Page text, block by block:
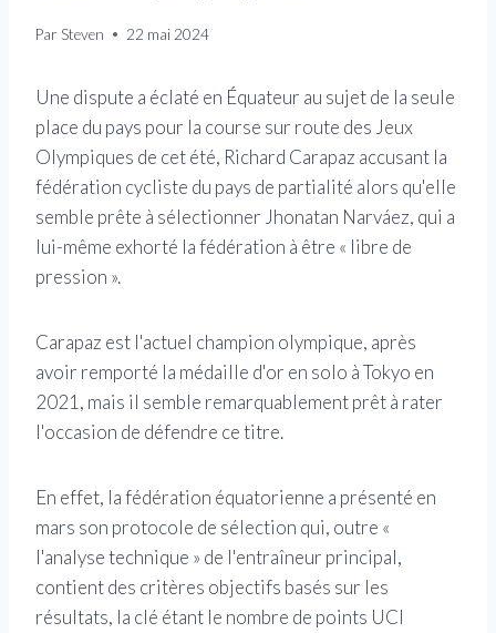
Par Steven 22 mai 2024
Une dispute a éclaté en Équateur au sujet de la seule
place du pays pour la course sur route des Jeux
Olympiques de cet été, Richard Carapaz accusant la
fédération cycliste du pays de partialité alors qu'elle
semble prête à sélectionner Jhonatan Narváez, qui a
lui-même exhorté la fédération à être « libre de
pression ».
Carapaz est l'actuel champion olympique, après
avoir remporté la médaille d'or en solo à Tokyo en
2021, mais il semble remarquablement prêt à rater
l'occasion de défendre ce titre.
En effet, la fédération équatorienne a présenté en
mars son protocole de sélection qui, outre «
l'analyse technique » de l'entraîneur principal,
contient des critères objectifs basés sur les
résultats, la clé étant le nombre de points UCI